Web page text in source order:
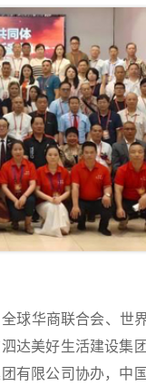
华商联合会、世
美好生活建设集
有限公司协办，中